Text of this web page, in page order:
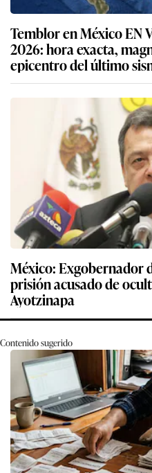
Temblor en México EN
2026: hora exacta,
epicentro del último
México: Exgobernador
prisión acusado de
Ayotzinapa
Contenido sugerido